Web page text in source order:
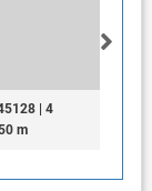
| 4
m